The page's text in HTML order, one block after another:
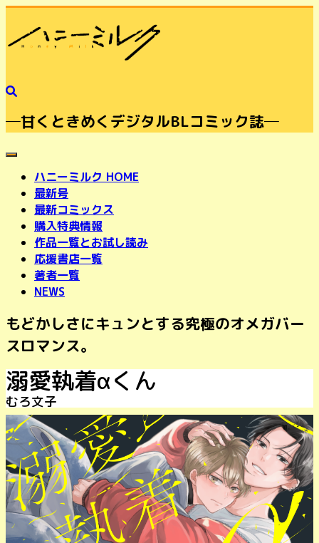
─甘くときめくデジタルBLコミック誌─
toggle navigation
ハニーミルク HOME
最新号
最新コミックス
購入特典情報
作品一覧とお試し読み
応援書店一覧
著者一覧
NEWS
もどかしさにキュンとする究極のオメガバー
スロマンス。
溺愛執着αくん
むろ文子